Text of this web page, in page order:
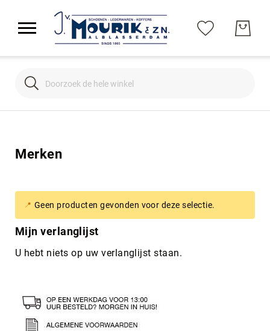
Search
Merken
Geen producten gevonden voor deze selectie.
Mijn verlanglijst
U hebt niets op uw verlanglijst staan.